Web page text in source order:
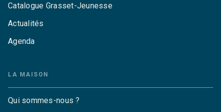
Catalogue Grasset-Jeunesse
Actualités
Agenda
LA MAISON
Qui sommes-nous ?